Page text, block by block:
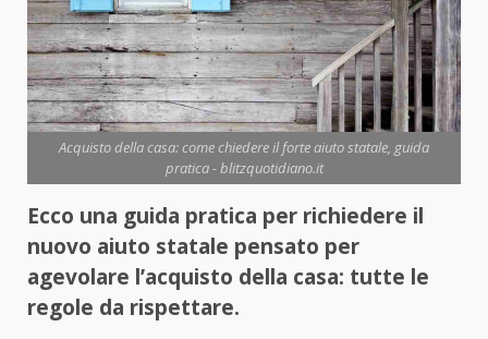
Acquisto della casa: come chiedere il forte aiuto statale, guida
pratica - blitzquotidiano.it
Ecco una guida pratica per richiedere il
nuovo aiuto statale pensato per
agevolare l’acquisto della casa: tutte le
regole da rispettare.